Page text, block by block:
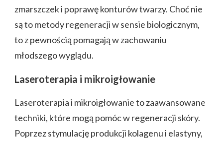
zmarszczek i poprawę konturów twarzy. Choć nie
są to metody regeneracji w sensie biologicznym,
to z pewnością pomagają w zachowaniu
młodszego wyglądu.
Laseroterapia i mikroigłowanie
Laseroterapia i mikroigłowanie to zaawansowane
techniki, które mogą pomóc w regeneracji skóry.
Poprzez stymulację produkcji kolagenu i elastyny,